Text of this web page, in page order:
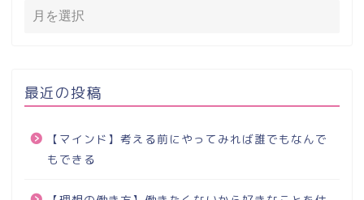
最近の投稿
【マインド】考える前にやってみれば誰でもなんで
もできる